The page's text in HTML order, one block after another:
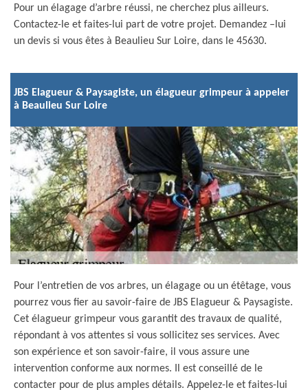
Pour un élagage d’arbre réussi, ne cherchez plus ailleurs.
Contactez-le et faites-lui part de votre projet. Demandez –lui
un devis si vous êtes à Beaulieu Sur Loire, dans le 45630.
JBS Elagueur & Paysagiste, un élagueur grimpeur à appeler
à Beaulieu Sur Loire
Pour l’entretien de vos arbres, un élagage ou un étêtage, vous
pourrez vous fier au savoir-faire de JBS Elagueur & Paysagiste.
Cet élagueur grimpeur vous garantit des travaux de qualité,
répondant à vos attentes si vous sollicitez ses services. Avec
son expérience et son savoir-faire, il vous assure une
intervention conforme aux normes. Il est conseillé de le
contacter pour de plus amples détails. Appelez-le et faites-lui